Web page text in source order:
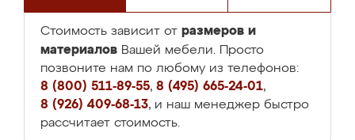
Стоимость зависит от размеров и
материалов Вашей мебели. Просто
позвоните нам по любому из телефонов:
8 (800) 511-89-55, 8 (495) 665-24-01,
8 (926) 409-68-13, и наш менеджер быстро
рассчитает стоимость.